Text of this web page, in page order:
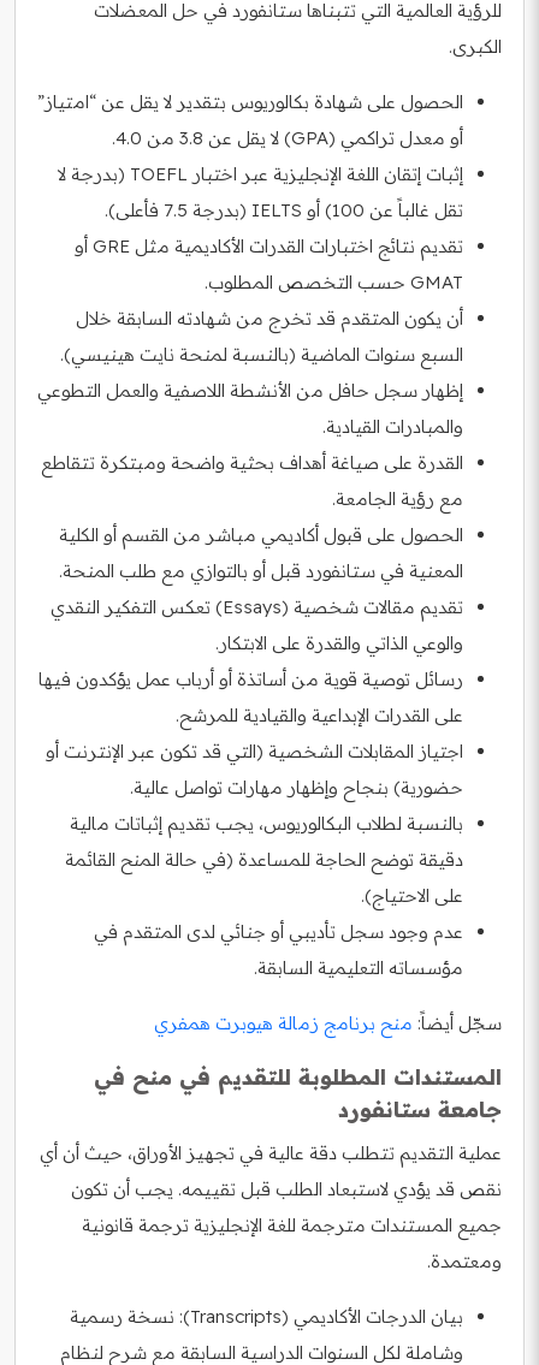
للرؤية العالمية التي تتبناها ستانفورد في حل المعضلات
الكبرى.
الحصول على شهادة بكالوريوس بتقدير لا يقل عن “امتياز”
أو معدل تراكمي (GPA) لا يقل عن 3.8 من 4.0.
إثبات إتقان اللغة الإنجليزية عبر اختبار TOEFL (بدرجة لا
تقل غالباً عن 100) أو IELTS (بدرجة 7.5 فأعلى).
تقديم نتائج اختبارات القدرات الأكاديمية مثل GRE أو
GMAT حسب التخصص المطلوب.
أن يكون المتقدم قد تخرج من شهادته السابقة خلال
السبع سنوات الماضية (بالنسبة لمنحة نايت هينيسي).
إظهار سجل حافل من الأنشطة اللاصفية والعمل التطوعي
والمبادرات القيادية.
القدرة على صياغة أهداف بحثية واضحة ومبتكرة تتقاطع
مع رؤية الجامعة.
الحصول على قبول أكاديمي مباشر من القسم أو الكلية
المعنية في ستانفورد قبل أو بالتوازي مع طلب المنحة.
تقديم مقالات شخصية (Essays) تعكس التفكير النقدي
والوعي الذاتي والقدرة على الابتكار.
رسائل توصية قوية من أساتذة أو أرباب عمل يؤكدون فيها
على القدرات الإبداعية والقيادية للمرشح.
اجتياز المقابلات الشخصية (التي قد تكون عبر الإنترنت أو
حضورية) بنجاح وإظهار مهارات تواصل عالية.
بالنسبة لطلاب البكالوريوس، يجب تقديم إثباتات مالية
دقيقة توضح الحاجة للمساعدة (في حالة المنح القائمة
على الاحتياج).
عدم وجود سجل تأديبي أو جنائي لدى المتقدم في
مؤسساته التعليمية السابقة.
سجّل أيضاً: منح برنامج زمالة هيوبرت همفري
المستندات المطلوبة للتقديم في منح في
جامعة ستانفورد
عملية التقديم تتطلب دقة عالية في تجهيز الأوراق، حيث أن أي
نقص قد يؤدي لاستبعاد الطلب قبل تقييمه. يجب أن تكون
جميع المستندات مترجمة للغة الإنجليزية ترجمة قانونية
ومعتمدة.
بيان الدرجات الأكاديمي (Transcripts): نسخة رسمية
وشاملة لكل السنوات الدراسية السابقة مع شرح لنظام